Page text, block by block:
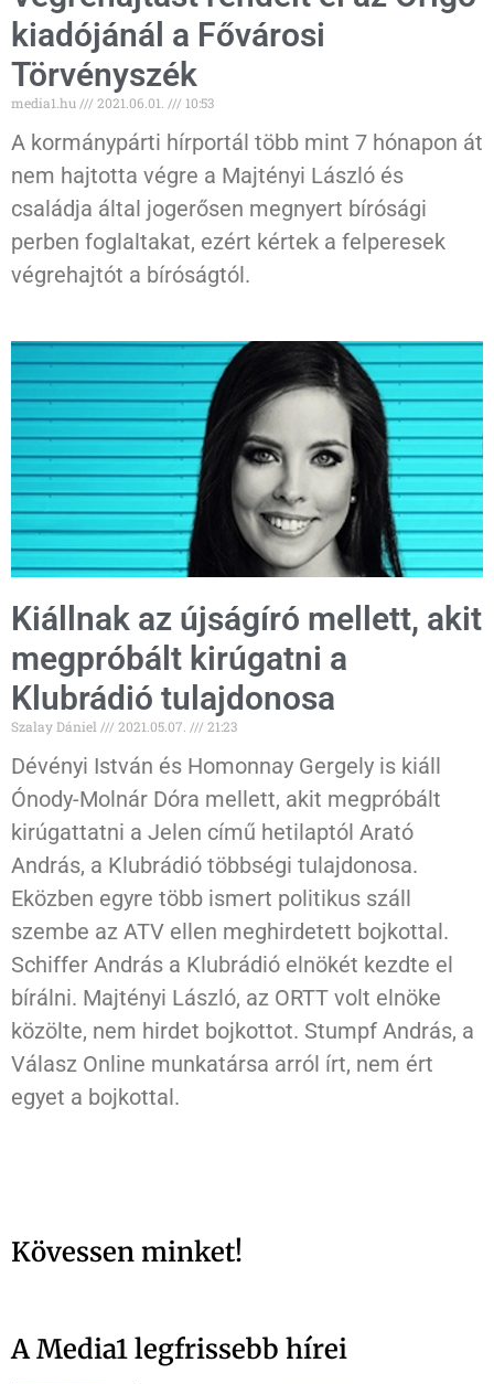
kiadójánál a Fővárosi
Törvényszék
media1.hu 2021.06.01. 10:53
A kormánypárti hírportál több mint 7 hónapon át
nem hajtotta végre a Majtényi László és
családja által jogerősen megnyert bírósági
perben foglaltakat, ezért kértek a felperesek
végrehajtót a bíróságtól.
Kiállnak az újságíró mellett, akit
megpróbált kirúgatni a
Klubrádió tulajdonosa
Szalay Dániel 2021.05.07. 21:23
Dévényi István és Homonnay Gergely is kiáll
Ónody-Molnár Dóra mellett, akit megpróbált
kirúgattatni a Jelen című hetilaptól Arató
András, a Klubrádió többségi tulajdonosa.
Eközben egyre több ismert politikus száll
szembe az ATV ellen meghirdetett bojkottal.
Schiffer András a Klubrádió elnökét kezdte el
bírálni. Majtényi László, az ORTT volt elnöke
közölte, nem hirdet bojkottot. Stumpf András, a
Válasz Online munkatársa arról írt, nem ért
egyet a bojkottal.
Kövessen minket!
A Media1 legfrissebb hírei